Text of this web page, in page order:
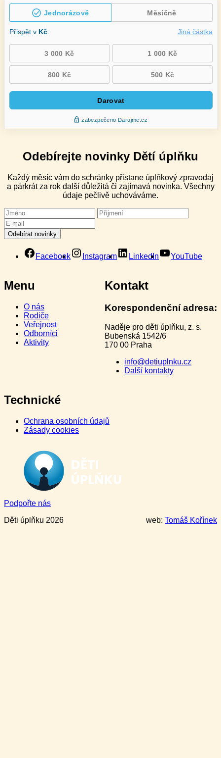
Odebírejte novinky Dětí úplňku
Každý měsíc vám do schránky přistane úplňkový zpravodaj
a párkrát za rok další důležitá či zajímavá novinka. Všechny
údaje pečlivě uchováváme.
Facebook Instagram LinkedIn YouTube
Menu
O nás
Rodiče
Veřejnost
Odborníci
Aktivity
Kontakt
Korespondenční adresa:
Naděje pro děti úplňku, z. s.
Bubenská 1542/6
170 00 Praha
info@detiuplnku.cz
Další kontakty
Technické
Ochrana osobních údajů
Zásady cookies
Podpořte nás
Děti úplňku 2026
web: Tomáš Kořínek